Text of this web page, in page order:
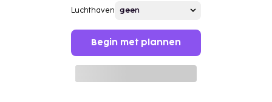
Luchthaven
Begin met plannen